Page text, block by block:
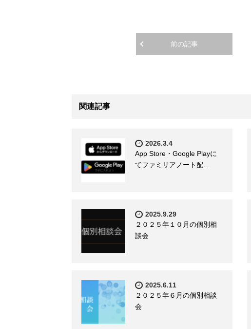
前の記事
関連記事
2026.3.4
App Store・Google Playに
てファミリアノート配…
2025.9.29
２０２５年１０月の個別相
談会
2025.6.11
２０２５年６月の個別相談
会